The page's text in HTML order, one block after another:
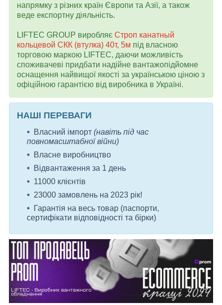
напрямку з різних країн Європи та Азії, а також
веде експортну діяльність.
LIFTEC GROUP виробляє Строп канатный
кольцевой СКК (втулка) 40т, 5м під власною
торговою маркою LIFTEC, даючи можливість
споживачеві придбати надійне вантажопідйомне
оснащення найвищої якості за українською ціною з
офіційною гарантією від виробника в Україні.
НАШІ ПЕРЕВАГИ
Власний імпорт (навіть під час
повномасштабної війни)
Власне виробництво
Відвантаження за 1 день
11000 клієнтів
23000 замовлень на 2023 рік!
Гарантія на весь товар (паспорти,
сертифікати відповідності та бірки)